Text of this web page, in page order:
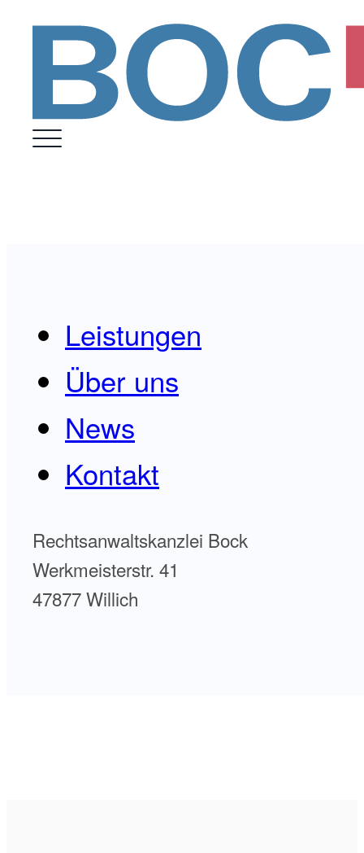
Leistungen
Über uns
News
Kontakt
Rechtsanwaltskanzlei Bock
Werkmeisterstr. 41
47877 Willich